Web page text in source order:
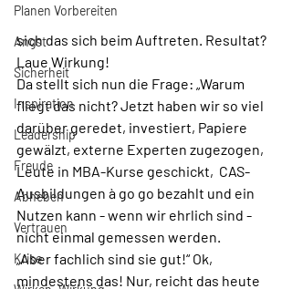
Planen Vorbereiten
Angst
Sicherheit
Inspiration
Leadership
Freude
Abheben
Vertrauen
Krise
sich das sich beim Auftreten. Resultat?
Laue Wirkung!
Da stellt sich nun die Frage: „Warum
fliegt das nicht? Jetzt haben wir so viel
darüber geredet, investiert, Papiere
gewälzt, externe Experten zugezogen,
Leute in MBA-Kurse geschickt,  CAS-
Ausbildungen à go go bezahlt und ein
Nutzen kann - wenn wir ehrlich sind -
nicht einmal gemessen werden.
„Aber fachlich sind sie gut!“ Ok,
mindestens das! Nur, reicht das heute